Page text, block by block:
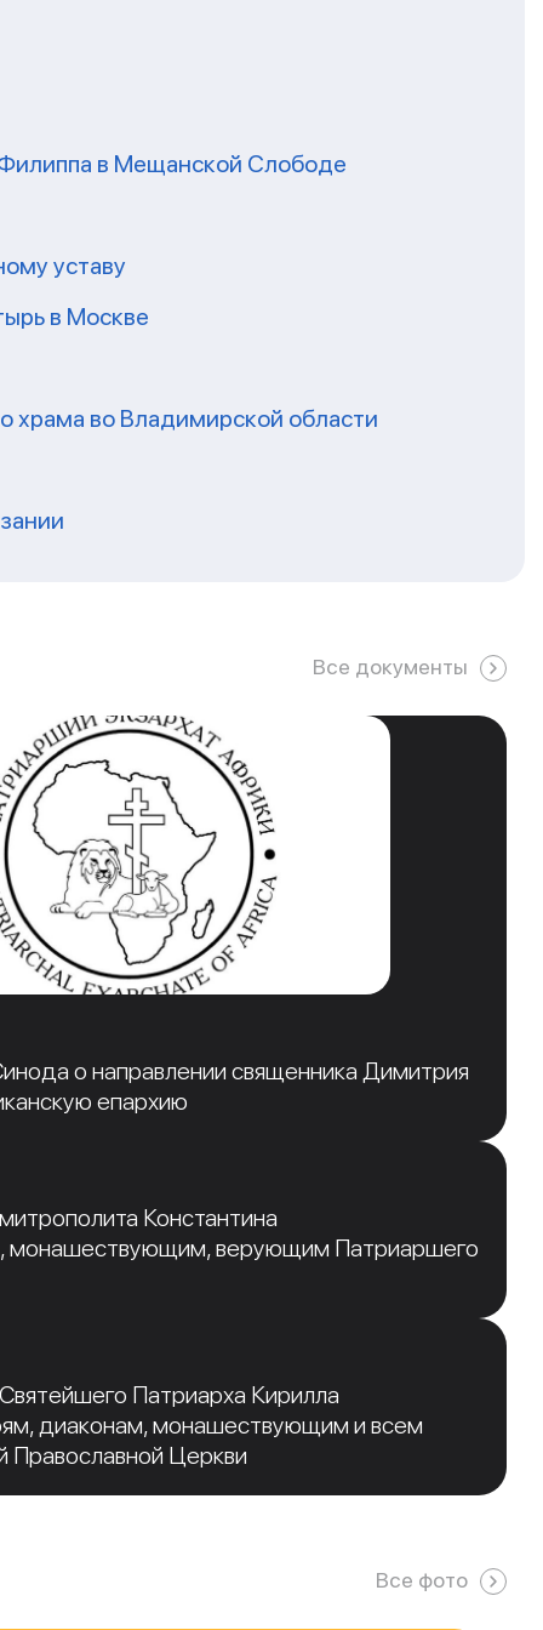
в Мещанской Слободе
уставу
в Москве
храма во Владимирской области
Все документы
о направлении священника Димитрия
епархию
Константина
монашествующим, верующим Патриаршего
Патриарха Кирилла
диаконам, монашествующим и всем
Православной Церкви
Все фото